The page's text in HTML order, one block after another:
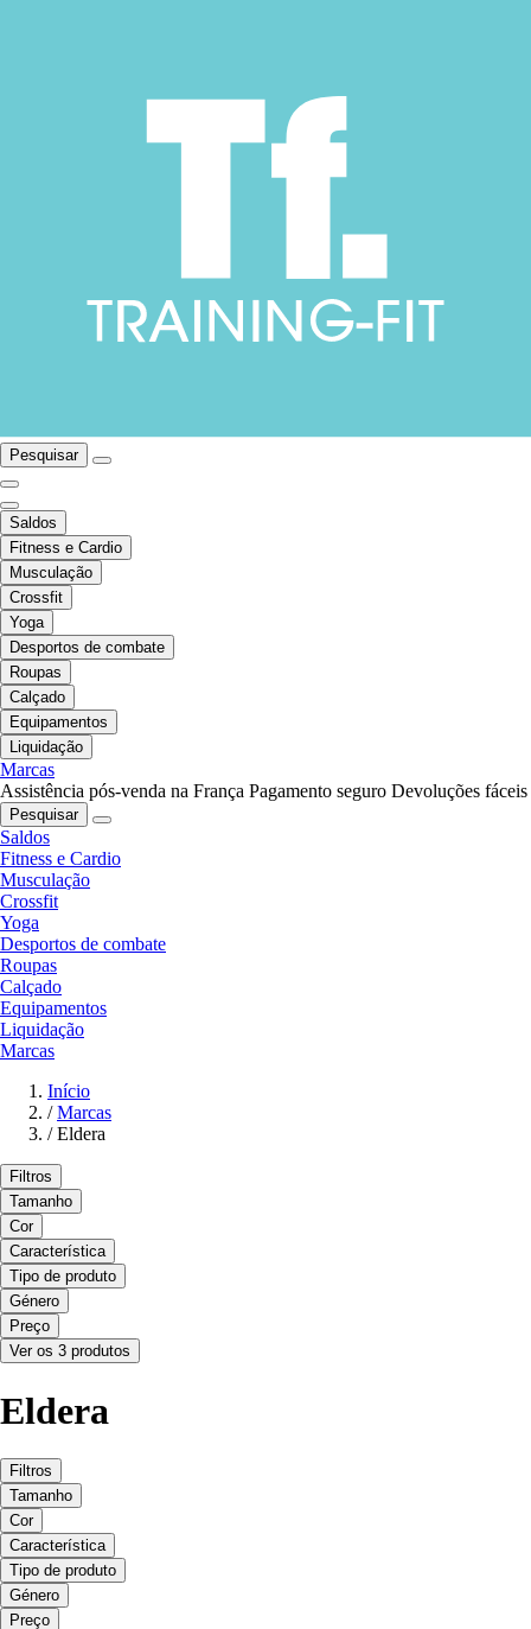
Pesquisar
Saldos
Fitness e Cardio
Musculação
Crossfit
Yoga
Desportos de combate
Roupas
Calçado
Equipamentos
Liquidação
Marcas
Assistência pós-venda na França Pagamento seguro Devoluções fáceis
Pesquisar
Saldos
Fitness e Cardio
Musculação
Crossfit
Yoga
Desportos de combate
Roupas
Calçado
Equipamentos
Liquidação
Marcas
Início
/ Marcas
/ Eldera
Filtros
Tamanho
Cor
Característica
Tipo de produto
Género
Preço
Ver os 3 produtos
Eldera
Filtros
Tamanho
Cor
Característica
Tipo de produto
Género
Preço